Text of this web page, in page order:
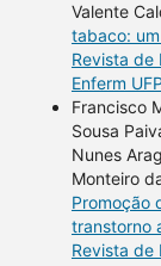
Valente
tabaco:
Revista de
Enferm
Francisco
Sousa
Nunes
Monteiro
Promoção
transtorno
Revista de